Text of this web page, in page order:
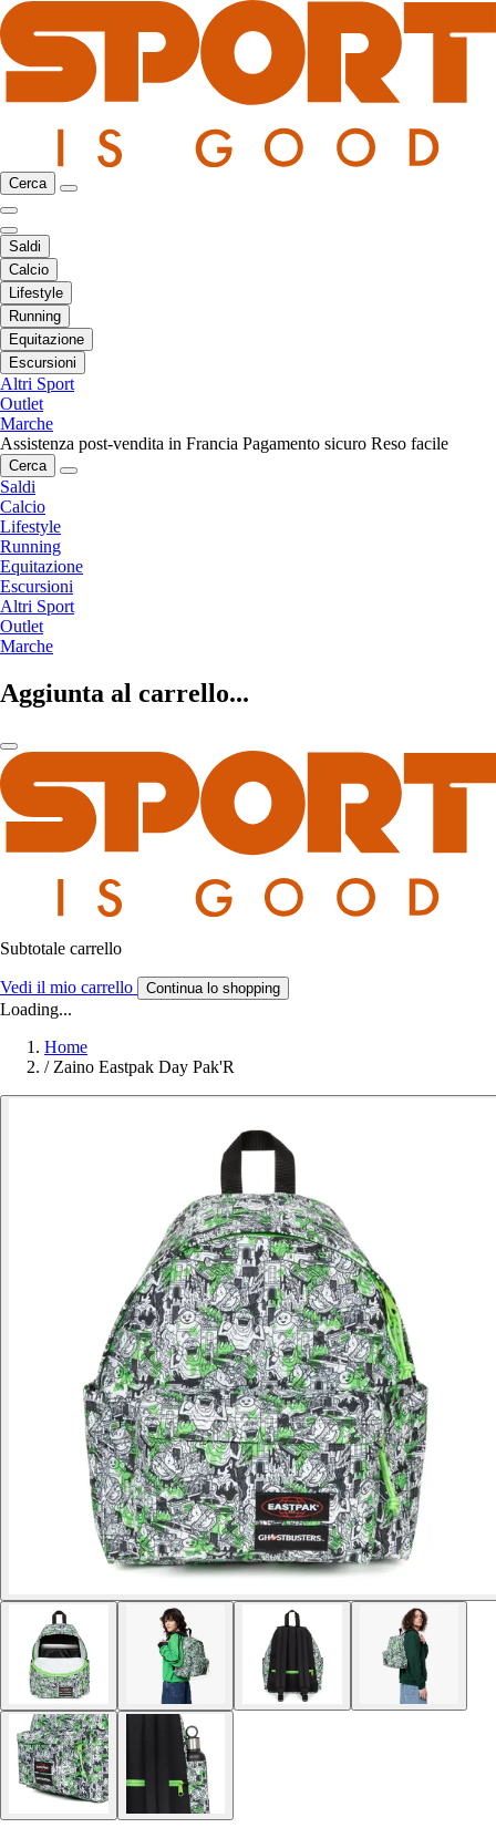
Cerca
Saldi
Calcio
Lifestyle
Running
Equitazione
Escursioni
Altri Sport
Outlet
Marche
Assistenza post-vendita in Francia Pagamento sicuro Reso facile
Cerca
Saldi
Calcio
Lifestyle
Running
Equitazione
Escursioni
Altri Sport
Outlet
Marche
Aggiunta al carrello...
Subtotale carrello
Vedi il mio carrello Continua lo shopping
Loading...
Home
/ Zaino Eastpak Day Pak'R